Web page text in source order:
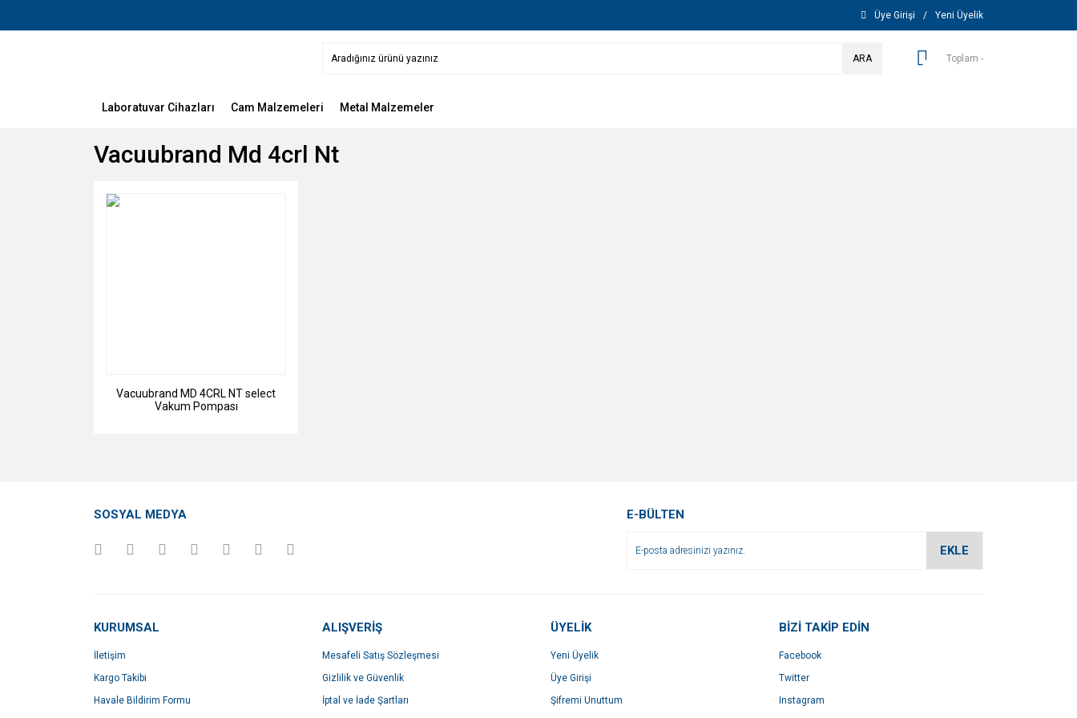
Üye Girişi / Yeni Üyelik
ARA Toplam -
Laboratuvar Cihazları Cam Malzemeleri Metal Malzemeler
Vacuubrand Md 4crl Nt
Vacuubrand MD 4CRL NT select
Vakum Pompası
SOSYAL MEDYA E-BÜLTEN
EKLE
KURUMSAL
İletişim
Kargo Takibi
Havale Bildirim Formu
ALIŞVERİŞ
Mesafeli Satış Sözleşmesi
Gizlilik ve Güvenlik
İptal ve İade Şartları
ÜYELİK
Yeni Üyelik
Üye Girişi
Şifremi Unuttum
BİZİ TAKİP EDİN
Facebook
Twitter
Instagram